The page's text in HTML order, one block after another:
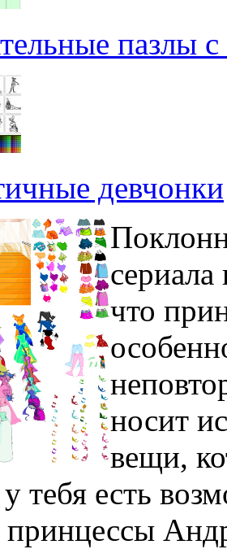
пазлы
девчонки
что
носит
вещи,
тебя есть